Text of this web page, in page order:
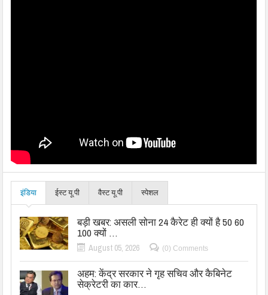
इंडिया ईस्ट यू.पी वैस्ट यू.पी स्पेशल
बड़ी खबर: असली सोना 24 कैरेट ही क्यों है 50 60
100 क्यों …
August 05, 2026 (0) Comments
अहम: केंद्र सरकार ने गृह सचिव और कैबिनेट
सेक्रेटरी का कार…